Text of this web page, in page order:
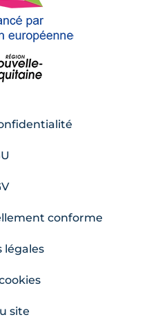
conforme
légales
site